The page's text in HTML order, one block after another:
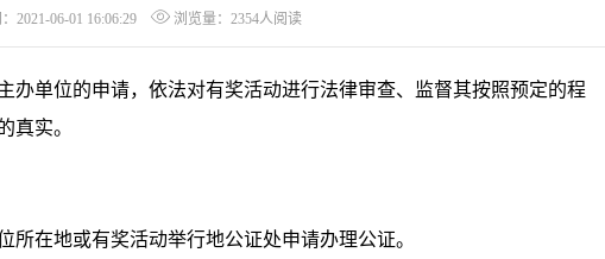
2021-06-01 16:06:29 浏览量：2354人阅读
办单位的申请，依法对有奖活动进行法律审查、监督其按照预定的程
真实。
所在地或有奖活动举行地公证处申请办理公证。